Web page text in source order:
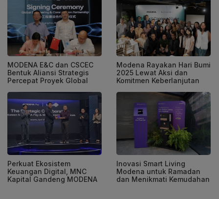
MODENA E&C dan CSCEC
Bentuk Aliansi Strategis
Percepat Proyek Global
Modena Rayakan Hari Bumi
2025 Lewat Aksi dan
Komitmen Keberlanjutan
Perkuat Ekosistem
Keuangan Digital, MNC
Kapital Gandeng MODENA
Inovasi Smart Living
Modena untuk Ramadan
dan Menikmati Kemudahan